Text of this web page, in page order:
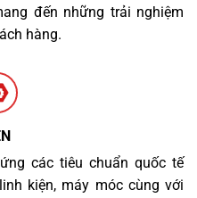
đến những trải nghiệm
hàng.
các tiêu chuẩn quốc tế
kiện, máy móc cùng với